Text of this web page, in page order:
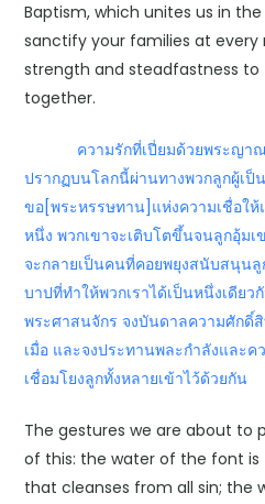
Baptism, which unites us in
sanctify your families at
strength and steadfastness
together.
ความรักที่เปี่ยมด้วยพระญาณเ
ปรากฏบนโลกนี้ผ่านทางพวกลูกผู้เ
ขอ[พระหรรษทาน]แห่งความเชื่อใ
หนึ่ง พวกเขาจะเติบโตขึ้นจนลูกอุ้ม
จะกลายเป็นคนที่คอยพยุงสนับสนุน
บาปที่ทำให้พวกเราได้เป็นหนึ่งเดีย
พระศาสนจักร จงบันดาลความศักดิ์
เมื่อ และจงประทานพละกำลังและ
เชื่อมโยงลูกทั้งหลายเข้าไว้ด้วยกัน
The gestures we are about to
of this: the water of the font is
that cleanses from all sin; the